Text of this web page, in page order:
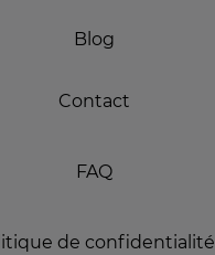
Blog
Contact
FAQ
de confidentialité